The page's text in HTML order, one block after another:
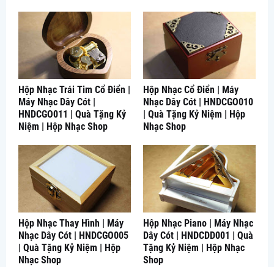
Hộp Nhạc Trái Tim Cổ Điển |
Máy Nhạc Dây Cót |
HNDCGO011 | Quà Tặng Kỷ
Niệm | Hộp Nhạc Shop
Hộp Nhạc Cổ Điển | Máy
Nhạc Dây Cót | HNDCGO010
| Quà Tặng Kỷ Niệm | Hộp
Nhạc Shop
Hộp Nhạc Thay Hình | Máy
Nhạc Dây Cót | HNDCGO005
| Quà Tặng Kỷ Niệm | Hộp
Nhạc Shop
Hộp Nhạc Piano | Máy Nhạc
Dây Cót | HNDCDD001 | Quà
Tặng Kỷ Niệm | Hộp Nhạc
Shop